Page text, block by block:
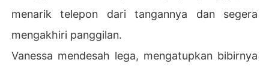
menarik telepon dari tangannya dan segera
mengakhiri panggilan.
Vanessa mendesah lega, mengatupkan bibirnya